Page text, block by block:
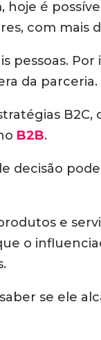
hoje é
com mais
Por
da parceria.
B2B.
decisão
e
o
se ele